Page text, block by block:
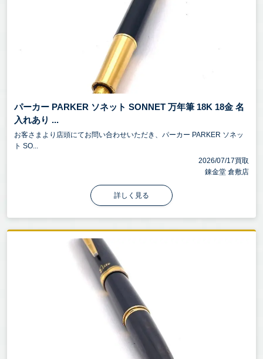
パーカー PARKER ソネット SONNET 万年筆 18K 18金 名
入れあり ...
お客さまより店頭にてお問い合わせいただき、パーカー PARKER ソネッ
ト SO...
2026/07/17買取
錬金堂 倉敷店
詳しく見る